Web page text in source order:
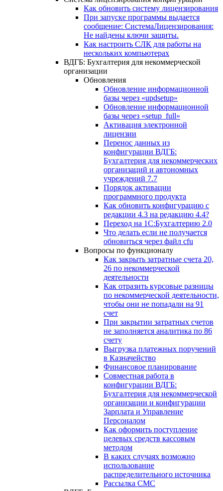
Как обновить систему лицензирования
При запуске программы выдается
сообщение: СистемаЛицензирования:
Не найдены ключи защиты.
Как настроить СЛК для работы на
нескольких компьютерах
ВДГБ: Бухгалтерия для некоммерческой
организации
Обновления
Обновление информационной
базы через «updsetup»
Обновление информационной
базы через «setup_full»
Активация электронной
лицензии
Перенос данных из
конфигурации ВДГБ:
Бухгалтерия для некоммерческих
организаций и автономных
учреждений 7.7
Порядок активации
программного продукта
Как обновить конфигурацию с
редакции 4.3 на редакцию 4.4?
Переход на 1С:Бухгалтерию 2.0
Что делать если не получается
обновиться через файл cfu
Вопросы по функционалу
Как закрыть затратные счета 20,
26 по некоммерческой
деятельности
Как отразить курсовые разницы
по некоммерческой деятельности,
чтобы они не попадали на 91
счет
При закрытии затратных счетов
не заполняется аналитика по 86
счету
Выгрузка платежных поручений
в Казначейство
Финансовое планирование
Совместная работа в
конфигурации ВДГБ:
Бухгалтерия для некоммерческой
организации и конфигурации
Зарплата и Управление
Персоналом
Как оформить поступление
целевых средств кассовым
методом
В каких случаях возможно
использование
распределительного источника
Рассылка СМС